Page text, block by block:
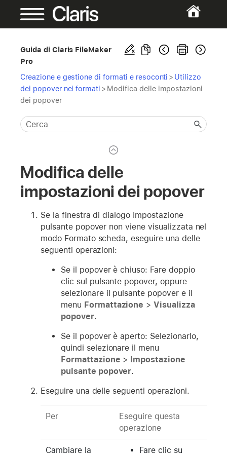
Guida di Claris FileMaker
Pro
Creazione e gestione di formati e resoconti > Utilizzo
dei popover nei formati > Modifica delle impostazioni
dei popover
Modifica delle
impostazioni dei popover
Se la finestra di dialogo Impostazione
pulsante popover non viene visualizzata nel
modo Formato scheda, eseguire una delle
seguenti operazioni:
Se il popover è chiuso: Fare doppio
clic sul pulsante popover, oppure
selezionare il pulsante popover e il
menu Formattazione >Visualizza
popover.
Se il popover è aperto: Selezionarlo,
quindi selezionare il menu
Formattazione > Impostazione
pulsante popover.
Eseguire una delle seguenti operazioni.
Per
Eseguire questa
operazione
Cambiare la Fare clic su